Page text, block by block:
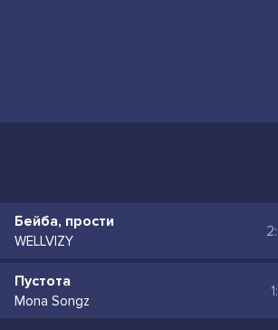
Бейба, прости
WELLVIZY
Пустота
Mona Songz